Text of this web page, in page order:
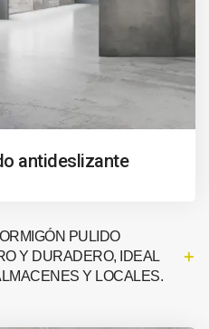
antideslizante
PULIDO
Y DURADERO, IDEAL
Y LOCALES.